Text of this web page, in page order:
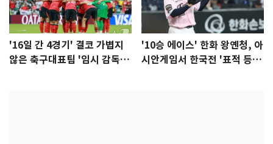
'16일 간 4경기' 결코 가볍지
않은 축구대표팀 '임시 감독'
'10승 에이스' 한화 왕옌청, 아
시안게임서 한국전 '표적 등